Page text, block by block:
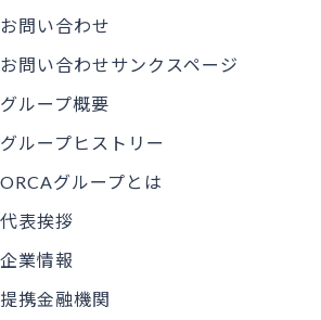
お問い合わせ
お問い合わせサンクスページ
グループ概要
グループヒストリー
ORCAグループとは
代表挨拶
企業情報
提携金融機関